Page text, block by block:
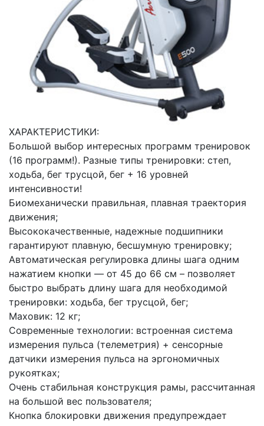
ХАРАКТЕРИСТИКИ:
Большой выбор интересных программ тренировок
(16 программ!). Разные типы тренировки: степ,
ходьба, бег трусцой, бег + 16 уровней
интенсивности!
Биомеханически правильная, плавная траектория
движения;
Высококачественные, надежные подшипники
гарантируют плавную, бесшумную тренировку;
Автоматическая регулировка длины шага одним
нажатием кнопки — от 45 до 66 см – позволяет
быстро выбрать длину шага для необходимой
тренировки: ходьба, бег трусцой, бег;
Маховик: 12 кг;
Современные технологии: встроенная система
измерения пульса (телеметрия) + сенсорные
датчики измерения пульса на эргономичных
рукоятках;
Очень стабильная конструкция рамы, рассчитанная
на большой вес пользователя;
Кнопка блокировки движения предупреждает